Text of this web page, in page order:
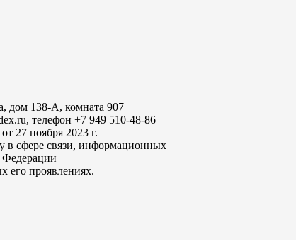
дом 138-А, комната 907
телефон +7 949 510-48-86
27 ноября 2023 г.
в сфере связи, информационных
Федерации
его проявлениях.